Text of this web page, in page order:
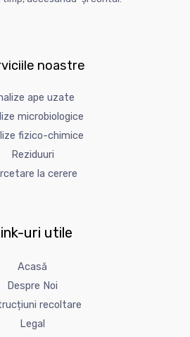
noastre
ape uzate
microbiologice
fizico-chimice
Reziduuri
la cerere
uri utile
Acasă
Despre Noi
recoltare
Legal